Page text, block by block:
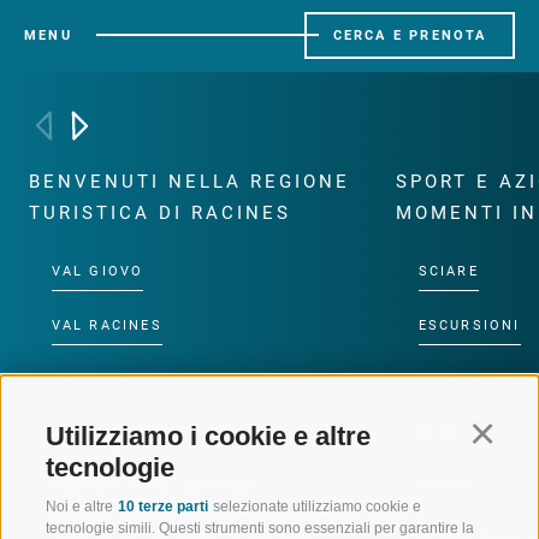
Utilizziamo i cookie e altre
tecnologie
Noi e altre 10 terze parti selezionate utilizziamo cookie e
tecnologie simili. Questi strumenti sono essenziali per garantire la
MENU CERCA E PRENOTA
BENVENUTI NELLA REGIONE
TURISTICA DI RACINES
VAL GIOVO
VAL RACINES
VAL RIDANNA
IMPIANTI DI RISALITA
SCUOLA DI SCI RACINES
SPORT E
MOMENTI
SCIARE
ESCURSIONI
ALTA